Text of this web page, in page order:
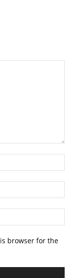
browser for the